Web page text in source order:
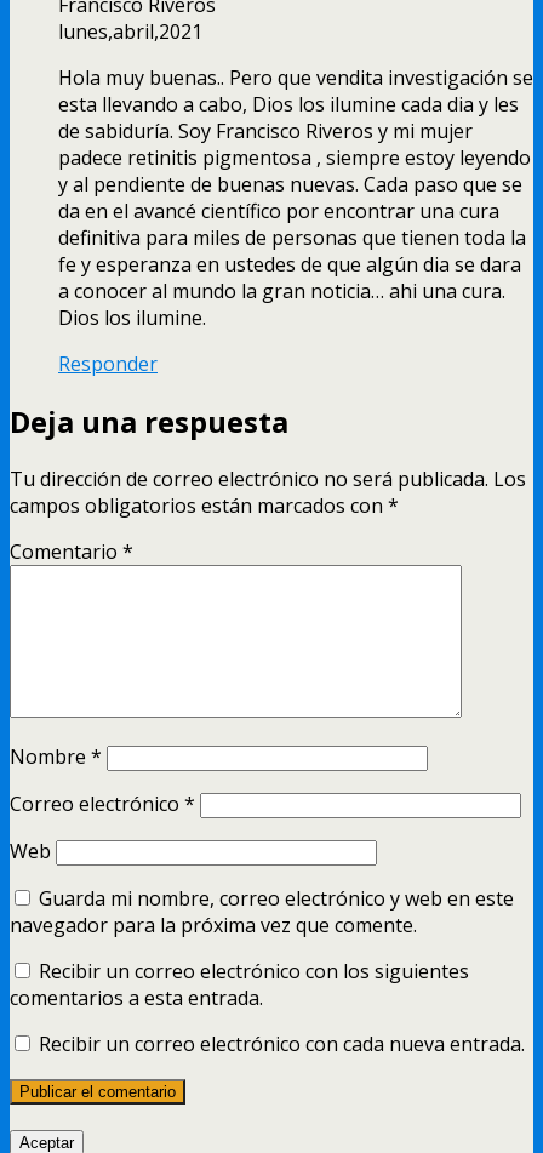
lunes,abril,2021
Hola muy buenas.. Pero que vendita investigación se
esta llevando a cabo, Dios los ilumine cada dia y les
de sabiduría. Soy Francisco Riveros y mi mujer
padece retinitis pigmentosa , siempre estoy leyendo
y al pendiente de buenas nuevas. Cada paso que se
da en el avancé científico por encontrar una cura
definitiva para miles de personas que tienen toda la
fe y esperanza en ustedes de que algún dia se dara
a conocer al mundo la gran noticia… ahi una cura.
Dios los ilumine.
Responder
Deja una respuesta
Tu dirección de correo electrónico no será publicada. Los
campos obligatorios están marcados con *
Comentario *
Nombre *
Correo electrónico *
Web
Guarda mi nombre, correo electrónico y web en este
navegador para la próxima vez que comente.
Recibir un correo electrónico con los siguientes
comentarios a esta entrada.
Recibir un correo electrónico con cada nueva entrada.
Aceptar